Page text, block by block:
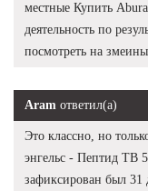
местные Купить
деятельность по
посмотреть на
Aram ответил(а)
Это классно, но
энгельс - Пептид TB
зафиксирован был 31